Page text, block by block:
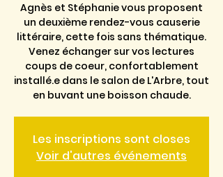
Agnès et Stéphanie vous proposent
un deuxième rendez-vous causerie
littéraire, cette fois sans thématique.
Venez échanger sur vos lectures
coups de coeur, confortablement
installé.e dans le salon de L'Arbre, tout
en buvant une boisson chaude.
Les inscriptions sont closes
Voir d'autres événements